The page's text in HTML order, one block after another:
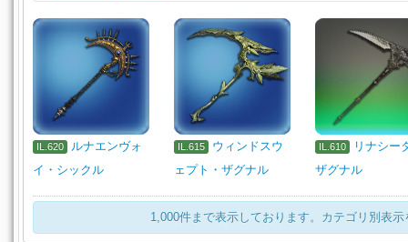
IL.620
ルナエンヴォ
イ・シックル
IL.615
ウィンドスウ
ェプト・ザグナル
IL.610
リナシー
ザグナル
1,000件まで表示しております。カテゴリ別表